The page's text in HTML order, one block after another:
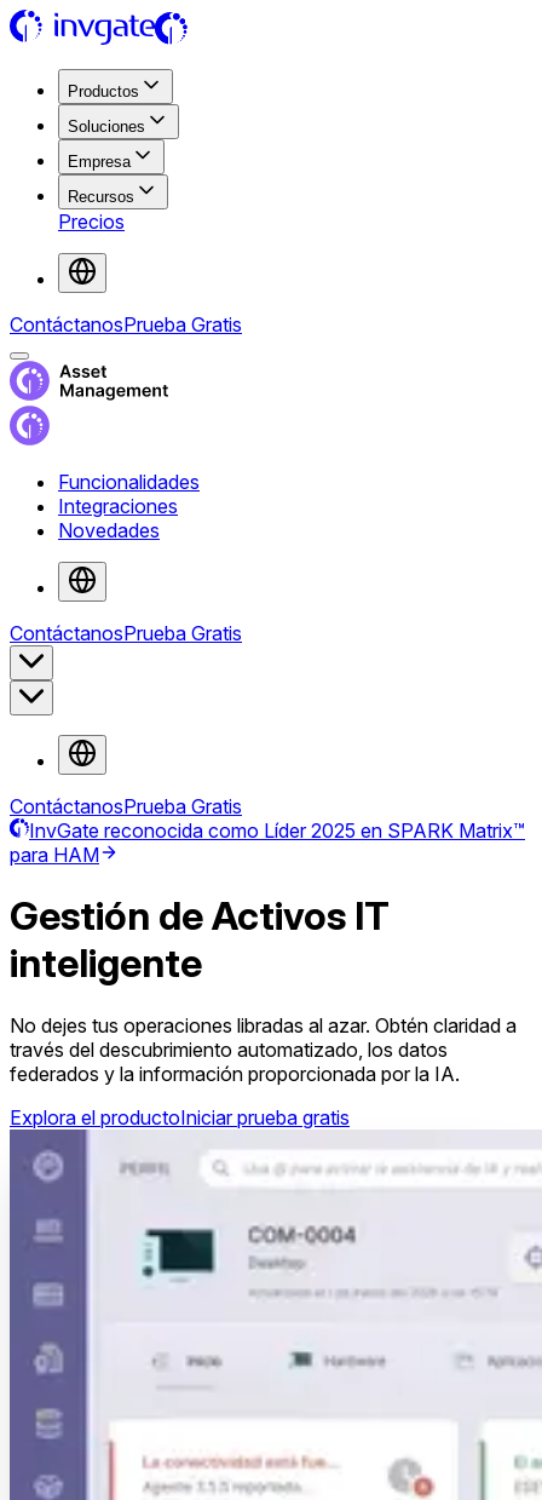
Productos
Soluciones
Empresa
Recursos
Precios
ContáctanosPrueba Gratis
Funcionalidades
Integraciones
Novedades
ContáctanosPrueba Gratis
ContáctanosPrueba Gratis
InvGate reconocida como Líder 2025 en SPARK Matrix™
para HAM
Gestión de Activos IT
inteligente
No dejes tus operaciones libradas al azar. Obtén claridad a
través del descubrimiento automatizado, los datos
federados y la información proporcionada por la IA.
Explora el productoIniciar prueba gratis